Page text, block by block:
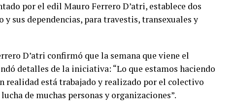
por el edil Mauro Ferrero D’atri, establece dos
sus dependencias, para travestis, transexuales y
D’atri confirmó que la semana que viene el
detalles de la iniciativa: “Lo que estamos haciendo
realidad está trabajado y realizado por el colectivo
de muchas personas y organizaciones”.